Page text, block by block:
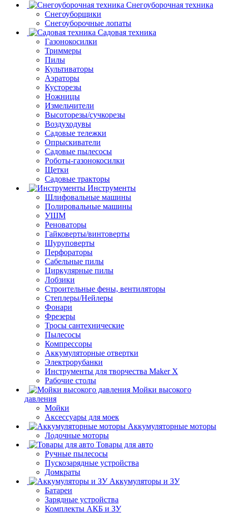
Снегоуборочная техника
Снегоуборщики
Снегоуборочные лопаты
Садовая техника
Газонокосилки
Триммеры
Пилы
Культиваторы
Аэраторы
Кусторезы
Ножницы
Измельчители
Высоторезы/сучкорезы
Воздуходувы
Садовые тележки
Опрыскиватели
Садовые пылесосы
Роботы-газонокосилки
Щетки
Садовые тракторы
Инструменты
Шлифовальные машины
Полировальные машины
УШМ
Реноваторы
Гайковерты/винтоверты
Шуруповерты
Перфораторы
Сабельные пилы
Циркулярные пилы
Лобзики
Строительные фены, вентиляторы
Степлеры/Нейлеры
Фонари
Фрезеры
Тросы сантехнические
Пылесосы
Компрессоры
Аккумуляторные отвертки
Электрорубанки
Инструменты для творчества Maker X
Рабочие столы
Мойки высокого
давления
Мойки
Аксессуары для моек
Аккумуляторные моторы
Лодочные моторы
Товары для авто
Ручные пылесосы
Пускозарядные устройства
Домкраты
Аккумуляторы и ЗУ
Батареи
Зарядные устройства
Комплекты АКБ и ЗУ